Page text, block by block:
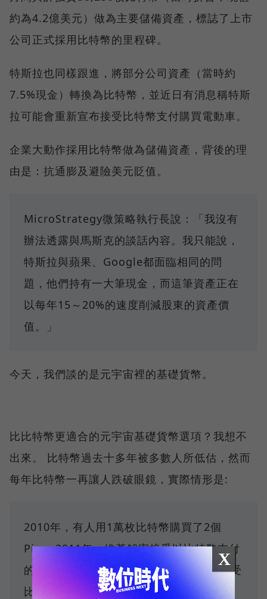
約為4.2億美元）做為主要儲備資產，標誌了上市
公司正式採用比特幣的里程碑。
特斯拉也同樣跟進，將部分公司資產（當時約
7.5%現金）轉換為比特幣，並近日有消息稱特斯
拉可能會重新宣布接受比特幣支付購買電動車。
企業大動作採用比特幣做為儲備資產，背後的理
由是：抗通膨及避險美元貶值。
MicroStrategy微策略執行長說：「我沒有
辦法透露與馬斯克的談話內容。我只能說，
特斯拉與蘋果、Google都面臨相同的問
題，他們持有一大筆現金，而這筆資產正在
以每年15～20%的速度削減股東的資產價
值。」
今天，我們談的是元宇宙裡的基礎貨幣。
比比特幣更適合的元宇宙基礎貨幣選項？我想不
出來。 比特幣過去十多年被多數人所低估，然而
每年比特幣一再讓人跌破眼鏡，實際情形是:
2010年，有人用1萬枚比特幣購買了2個
Pizza 2011年，維基解密接受以比特幣支付
的捐款 2012年，全球超過1,000家商戶接受
比特幣的付款 2013年，世界第一台比特幣
X